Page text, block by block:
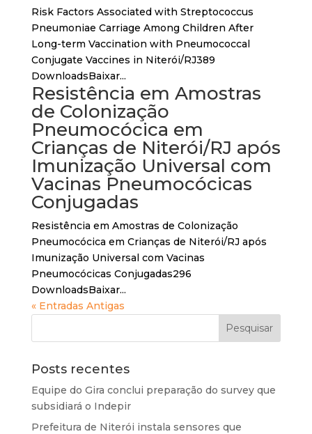
Risk Factors Associated with Streptococcus
Pneumoniae Carriage Among Children After
Long-term Vaccination with Pneumococcal
Conjugate Vaccines in Niterói/RJ389
DownloadsBaixar...
Resistência em Amostras
de Colonização
Pneumocócica em
Crianças de Niterói/RJ após
Imunização Universal com
Vacinas Pneumocócicas
Conjugadas
Resistência em Amostras de Colonização
Pneumocócica em Crianças de Niterói/RJ após
Imunização Universal com Vacinas
Pneumocócicas Conjugadas296
DownloadsBaixar...
« Entradas Antigas
Posts recentes
Equipe do Gira conclui preparação do survey que
subsidiará o Indepir
Prefeitura de Niterói instala sensores que